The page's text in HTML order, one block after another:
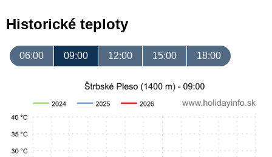
Historické teploty
06:00 09:00 12:00 15:00 18:00